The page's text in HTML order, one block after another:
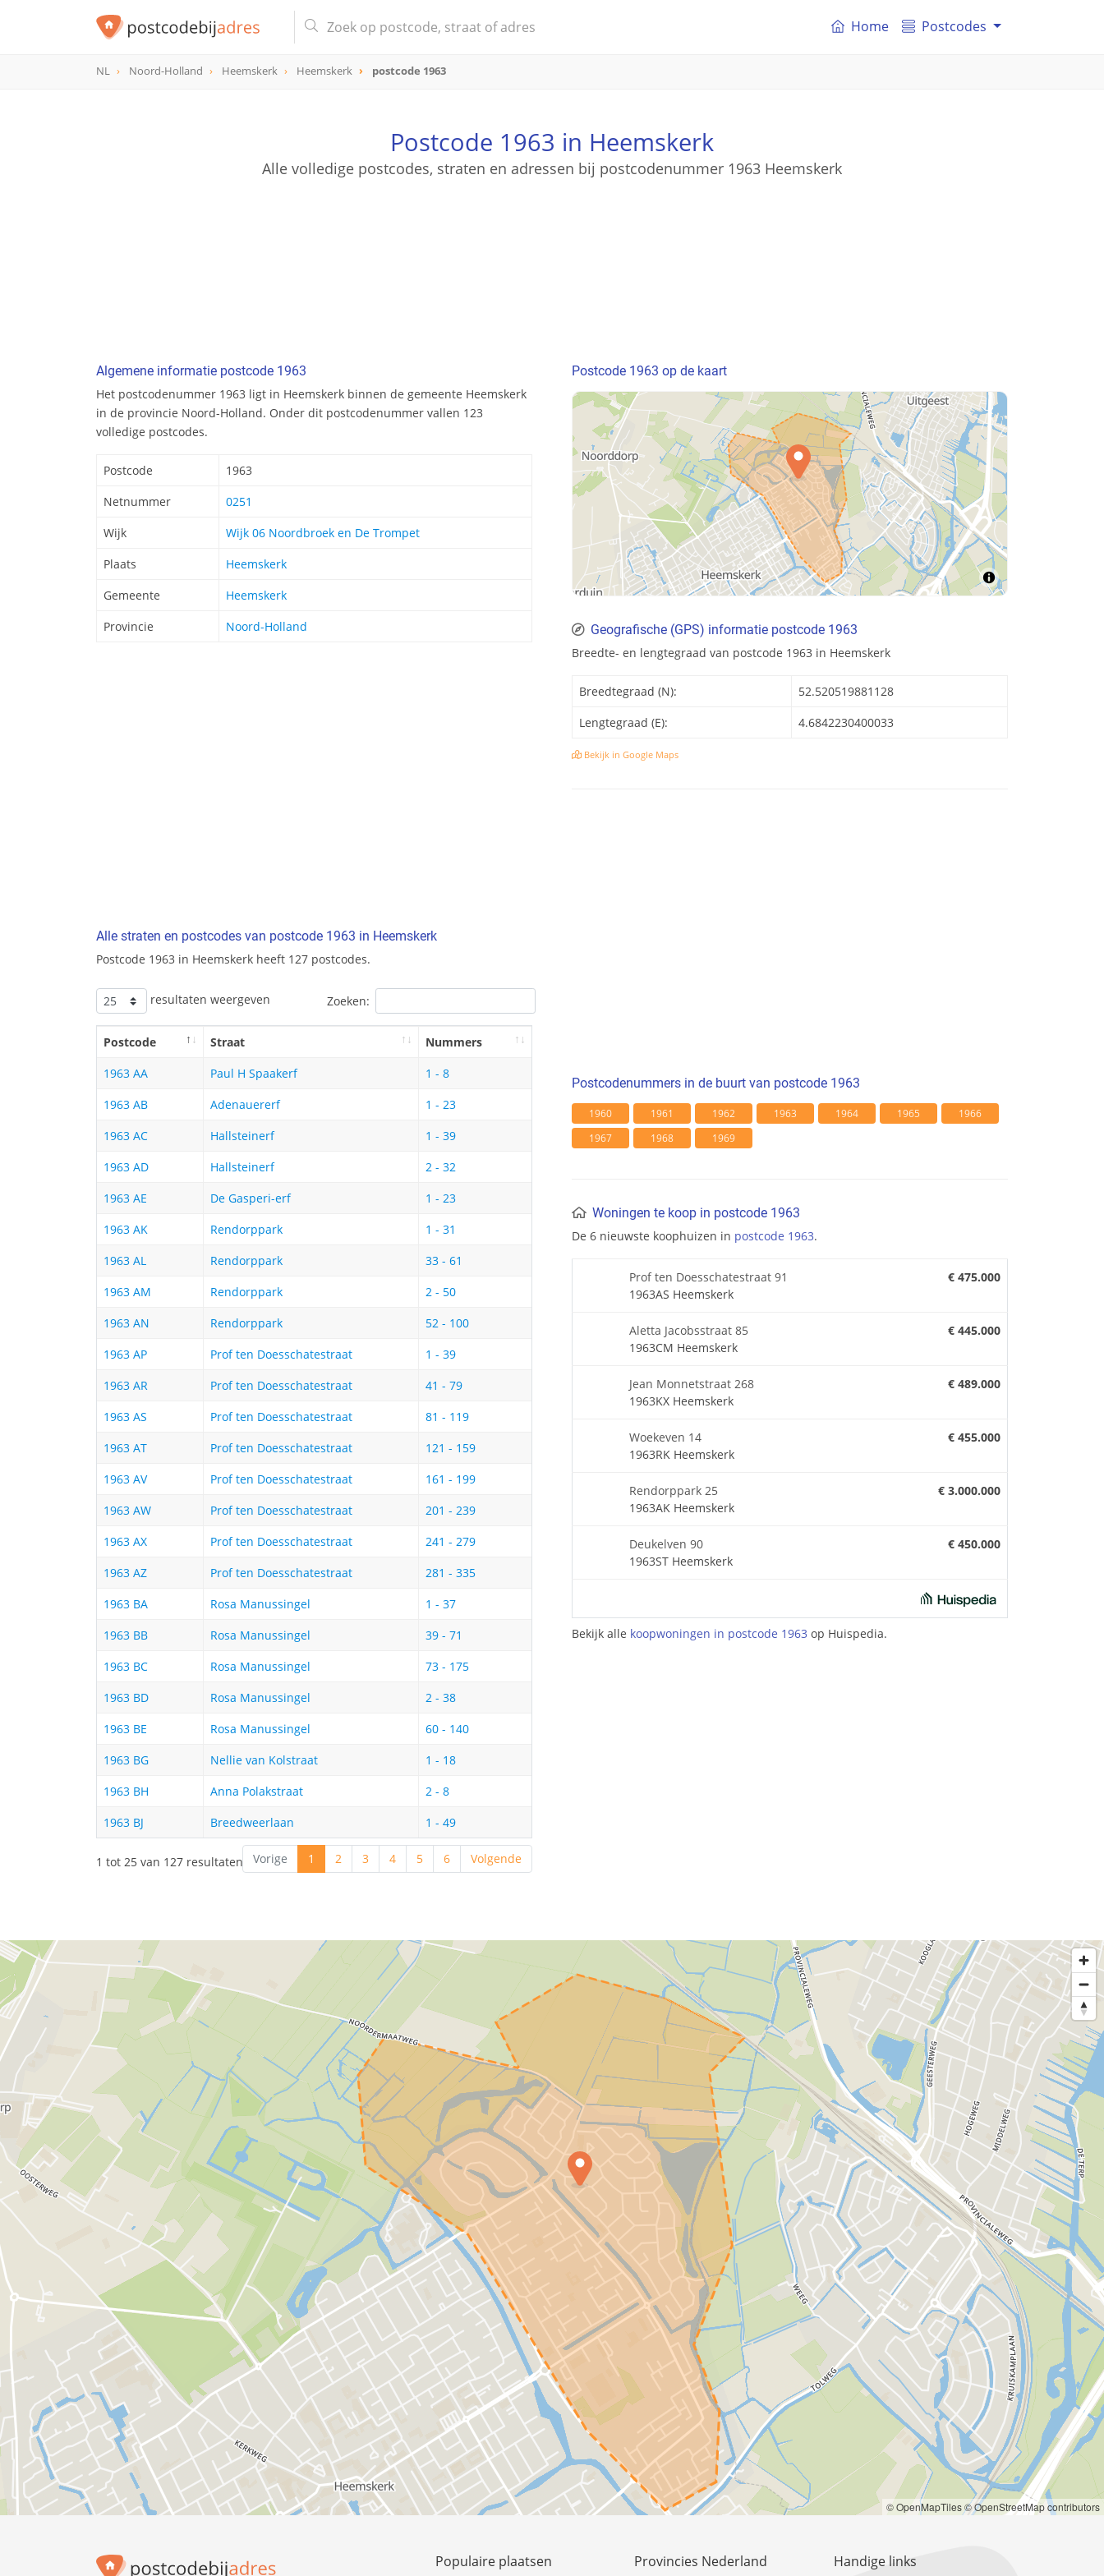
Home Postcodes
NL Noord-Holland Heemskerk Heemskerk postcode 1963
Postcode 1963 in Heemskerk
Alle volledige postcodes, straten en adressen bij postcodenummer 1963 Heemskerk
Algemene informatie postcode 1963
Het postcodenummer 1963 ligt in Heemskerk binnen de gemeente Heemskerk
in de provincie Noord-Holland. Onder dit postcodenummer vallen 123
volledige postcodes.
Postcode
1963
Netnummer
0251
Wijk
Wijk 06 Noordbroek en De Trompet
Plaats
Heemskerk
Gemeente
Heemskerk
Provincie
Noord-Holland
Alle straten en postcodes van postcode 1963 in Heemskerk
Postcode 1963 in Heemskerk heeft 127 postcodes.
resultaten weergeven Zoeken:
Postcode Straat
Nummers
1963 AA
Paul H Spaakerf
1 - 8
1963 AB
Adenauererf
1 - 23
1963 AC
Hallsteinerf
1 - 39
1963 AD
Hallsteinerf
2 - 32
1963 AE
De Gasperi-erf
1 - 23
1963 AK
Rendorppark
1 - 31
1963 AL
Rendorppark
33 - 61
1963 AM
Rendorppark
2 - 50
1963 AN
Rendorppark
52 - 100
1963 AP
Prof ten Doesschatestraat
1 - 39
1963 AR
Prof ten Doesschatestraat
41 - 79
1963 AS
Prof ten Doesschatestraat
81 - 119
1963 AT
Prof ten Doesschatestraat
121 - 159
1963 AV
Prof ten Doesschatestraat
161 - 199
1963 AW
Prof ten Doesschatestraat
201 - 239
1963 AX
Prof ten Doesschatestraat
241 - 279
1963 AZ
Prof ten Doesschatestraat
281 - 335
1963 BA
Rosa Manussingel
1 - 37
1963 BB
Rosa Manussingel
39 - 71
1963 BC
Rosa Manussingel
73 - 175
1963 BD
Rosa Manussingel
2 - 38
1963 BE
Rosa Manussingel
60 - 140
1963 BG
Nellie van Kolstraat
1 - 18
1963 BH
Anna Polakstraat
2 - 8
1963 BJ
Breedweerlaan 1 - 49
1 tot 25 van 127 resultaten Vorige 1 2 3 4 5 6 Volgende
Postcode 1963 op de kaart
Geografische (GPS) informatie postcode 1963
Breedte- en lengtegraad van postcode 1963 in Heemskerk
Breedtegraad (N):
52.520519881128
Lengtegraad (E):
4.6842230400033
Bekijk in Google Maps
Postcodenummers in de buurt van postcode 1963
1960 1961 1962 1963 1964 1965
1966
1967
1968 1969
Woningen te koop in postcode 1963
De 6 nieuwste koophuizen in postcode 1963.
Prof ten Doesschatestraat 91
1963AS Heemskerk
€ 475.000
Aletta Jacobsstraat 85
1963CM Heemskerk
€ 445.000
Jean Monnetstraat 268
1963KX Heemskerk
€ 489.000
Woekeven 14
1963RK Heemskerk
€ 455.000
Rendorppark 25
1963AK Heemskerk
€ 3.000.000
Deukelven 90
1963ST Heemskerk
€ 450.000
Bekijk alle koopwoningen in postcode 1963 op Huispedia.
© OpenMapTiles© OpenStreetMap contributors
Populaire plaatsen Provincies Nederland Handige links